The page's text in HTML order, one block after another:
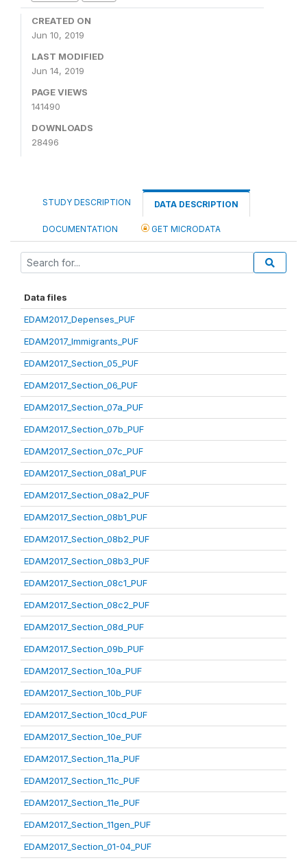
CREATED ON
Jun 10, 2019
LAST MODIFIED
Jun 14, 2019
PAGE VIEWS
141490
DOWNLOADS
28496
STUDY DESCRIPTION DATA DESCRIPTION
DOCUMENTATION GET MICRODATA
Data files
EDAM2017_Depenses_PUF
EDAM2017_Immigrants_PUF
EDAM2017_Section_05_PUF
EDAM2017_Section_06_PUF
EDAM2017_Section_07a_PUF
EDAM2017_Section_07b_PUF
EDAM2017_Section_07c_PUF
EDAM2017_Section_08a1_PUF
EDAM2017_Section_08a2_PUF
EDAM2017_Section_08b1_PUF
EDAM2017_Section_08b2_PUF
EDAM2017_Section_08b3_PUF
EDAM2017_Section_08c1_PUF
EDAM2017_Section_08c2_PUF
EDAM2017_Section_08d_PUF
EDAM2017_Section_09b_PUF
EDAM2017_Section_10a_PUF
EDAM2017_Section_10b_PUF
EDAM2017_Section_10cd_PUF
EDAM2017_Section_10e_PUF
EDAM2017_Section_11a_PUF
EDAM2017_Section_11c_PUF
EDAM2017_Section_11e_PUF
EDAM2017_Section_11gen_PUF
EDAM2017_Section_01-04_PUF